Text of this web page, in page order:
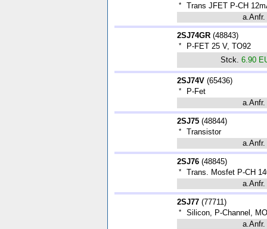
*
Trans JFET P-CH
a.Anfr.
2SJ74GR (48843)
*
P-FET 25 V, TO92
Stck. 6.90
2SJ74V (65436)
*
P-Fet
a.Anfr.
2SJ75 (48844)
*
Transistor
a.Anfr.
2SJ76 (48845)
*
Trans. Mosfet P-CH
a.Anfr.
2SJ77 (77711)
*
Silicon, P-Channel,
a.Anfr.